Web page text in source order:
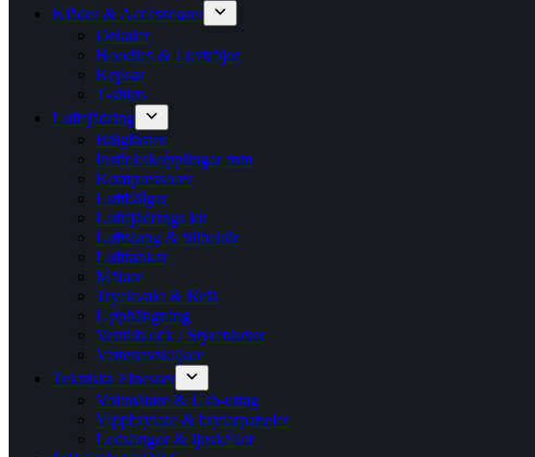
Kläder & Accessoarer
Dekaler
Hoodies & Luvtröjor
Kepsar
T-shirts
Luftfjädring
Bälgfästen
Instickskopplingar mm
Kompressorer
Luftbälgar
Luftfjädrings kit
Luftslang & tillbehör
Lufttankar
Mätare
Tryckvakt & Relä
Upphängning
Ventilblock / Styrenheter
Vattenavskiljare
Tekniska Finesser
Voltmätare & Usb-uttag
Vippbrytare & brytarpaneler
Ledslingor & ljuskällor